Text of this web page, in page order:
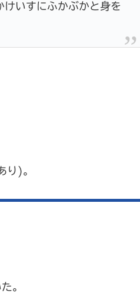
けいすにふかぶかと身を
り)。
。